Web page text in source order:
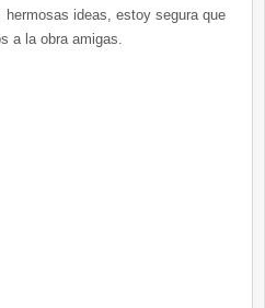
ideas, estoy segura que
a la obra amigas.